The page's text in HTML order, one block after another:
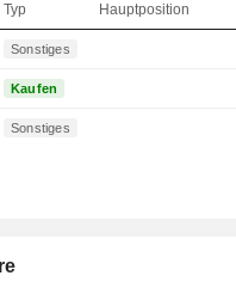
Typ Hauptposition
Sonstiges
Kaufen
Sonstiges